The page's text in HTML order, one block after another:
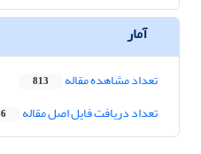
آمار
تعداد مشاهده مقاله 813
تعداد دریافت فایل اصل مقاله